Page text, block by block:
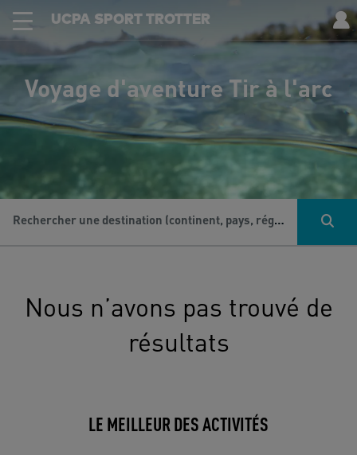
UCPA SPORT TROTTER
Voyage d'aventure Tir à l'arc
Rechercher une destination (continent, pays, région...), une activité...
Nous n’avons pas trouvé de
résultats
LE MEILLEUR DES ACTIVITÉS